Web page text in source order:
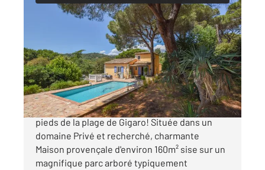
LA CROIX VALMER 83
, 5 pièces
Maison à vendre
1 650 000 €
LA CROIX VALMER A moins de 10 minutes à
pieds de la plage de Gigaro! Située dans un
domaine Privé et recherché, charmante
Maison provençale d'environ 160m² sise sur un
magnifique parc arboré typiquement